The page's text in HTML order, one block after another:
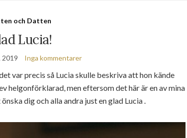
och Datten
Lucia!
2019 Inga kommentarer
var precis så Lucia skulle beskriva att hon kände
helgonförklarad, men eftersom det här är en av mina
dig och alla andra just en glad Lucia .